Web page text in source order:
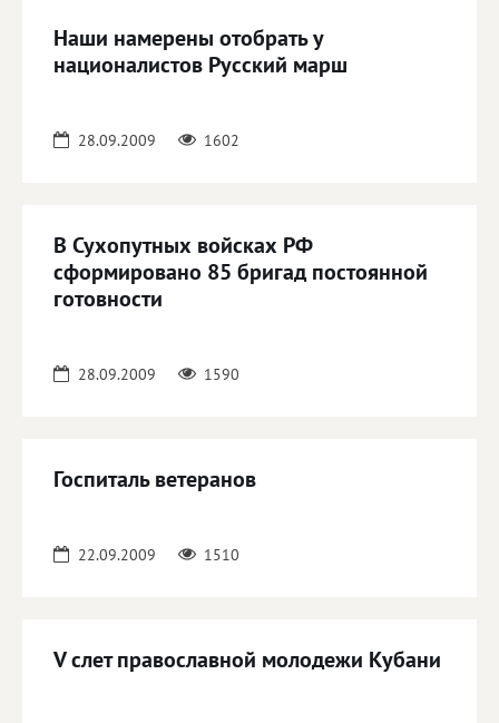
Наши намерены отобрать у
националистов Русский марш
28.09.2009 1602
В Сухопутных войсках РФ
сформировано 85 бригад постоянной
готовности
28.09.2009 1590
Госпиталь ветеранов
22.09.2009 1510
V слет православной молодежи Кубани